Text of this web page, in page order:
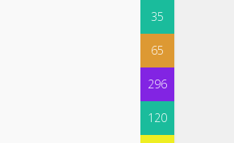
35
65
296
120